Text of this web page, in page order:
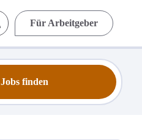
Für Arbeitgeber
Jobs finden